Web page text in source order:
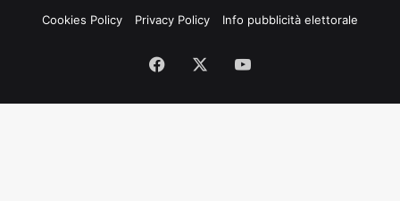
Cookies Policy
Privacy Policy Info pubblicità elettorale
Facebook
Tube